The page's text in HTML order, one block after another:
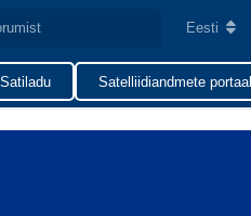
Satiladu Satelliidiandmete portaal
Eesti